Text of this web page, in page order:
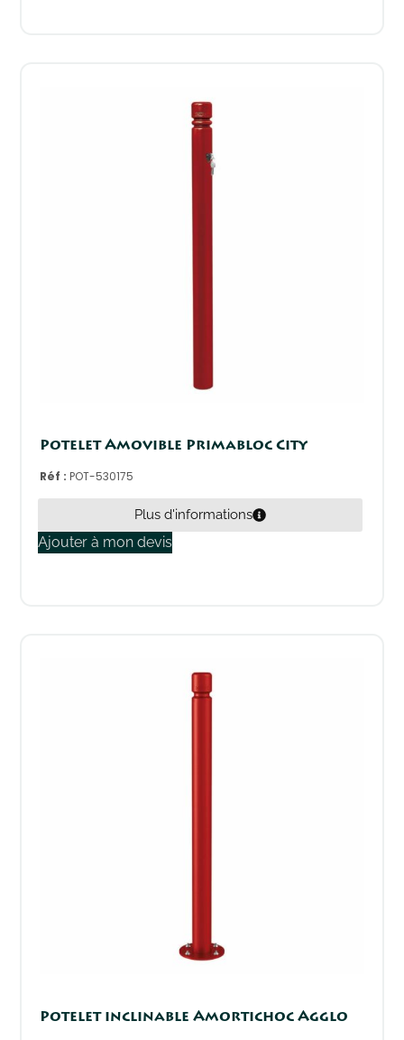
Potelet Amovible Primabloc City
Réf :POT-530175
Plus d'informations
Ajouter à mon devis
Potelet inclinable Amortichoc Agglo